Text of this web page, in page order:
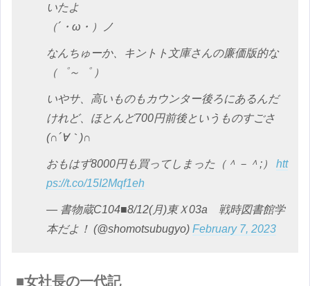
いたよ
（´・ω・）ノ
なんちゅーか、キントト文庫さんの廉価版的な
（゜～゜ ）
いやサ、高いものもカウンター後ろにあるんだ
けれど、ほとんど700円前後というものすごさ
(∩´∀｀)∩
おもはず8000円も買ってしまった（＾－＾;） htt
ps://t.co/15I2Mqf1eh
— 書物蔵C104■8/12(月)東Ｘ03a 戦時図書館学
本だよ！ (@shomotsubugyo) February 7, 2023
■女社長の一代記